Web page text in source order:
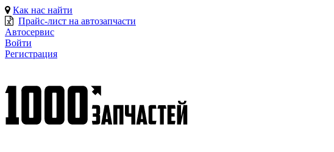
Как нас найти
Прайс-лист на автозапчасти
Автосервис
Войти
Регистрация